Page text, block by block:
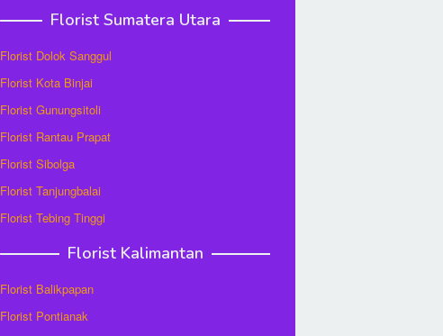
Florist Sumatera Utara
Florist Dolok Sanggul
Florist Kota Binjai
Florist Gunungsitoli
Florist Rantau Prapat
Florist Sibolga
Florist Tanjungbalai
Florist Tebing Tinggi
Florist Kalimantan
Florist Balikpapan
Florist Pontianak